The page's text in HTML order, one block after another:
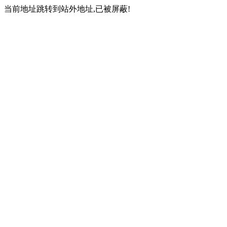
当前地址跳转到站外地址,已被屏蔽!